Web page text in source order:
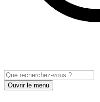
Ouvrir le menu